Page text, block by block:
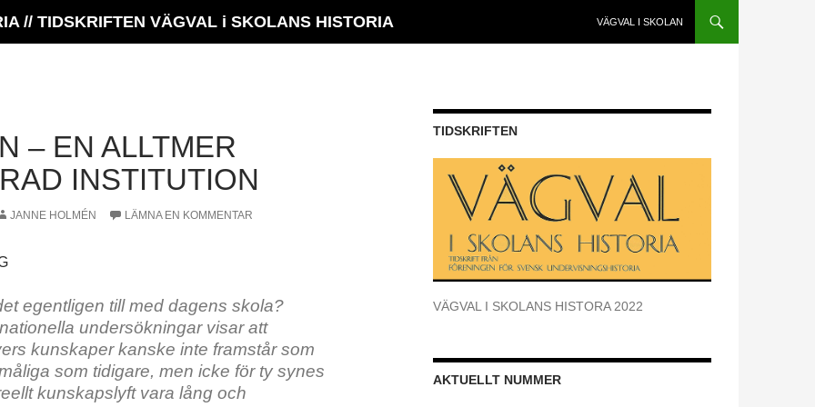
// TIDSKRIFTEN VÄGVAL i SKOLANS HISTORIA VÄGVAL I SKOLAN
– EN ALLTMER
INSTITUTION
JANNE HOLMÉN LÄMNA EN KOMMENTAR
egentligen till med dagens skola?
undersökningar visar att
kunskaper kanske inte framstår som
som tidigare, men icke för ty synes
kunskapslyft vara lång och
TIDSKRIFTEN
VÄGVAL I SKOLANS HISTORA 2022
AKTUELLT NUMMER